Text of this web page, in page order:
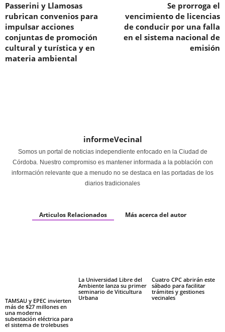
Passerini y Llamosas
rubrican convenios para
impulsar acciones
conjuntas de promoción
cultural y turística y en
materia ambiental
Se prorroga el
vencimiento de licencias
de conducir por una falla
en el sistema nacional de
emisión
informeVecinal
Somos un portal de noticias independiente enfocado en la Ciudad de
Córdoba. Nuestro compromiso es mantener informada a la población con
información relevante que a menudo no se destaca en las portadas de los
diarios tradicionales
Articulos Relacionados Más acerca del autor
TAMSAU y EPEC invierten
más de $27 millones en
una moderna
subestación eléctrica para
el sistema de trolebuses
La Universidad Libre del
Ambiente lanza su primer
seminario de Viticultura
Urbana
Cuatro CPC abrirán este
sábado para facilitar
trámites y gestiones
vecinales